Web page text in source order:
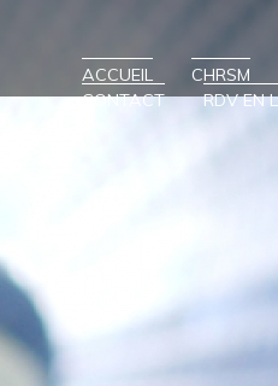
ACCUEIL
CHRSM
CONTACT
RDV EN